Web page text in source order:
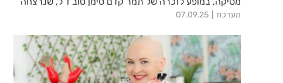
ב-7 באוקטובר ולמען השבת החטופים
מערכת 07.09.25